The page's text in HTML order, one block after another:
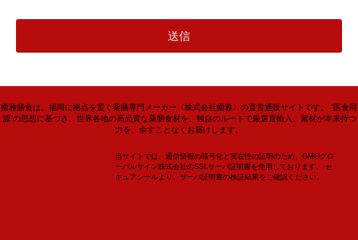
癒雅膳食は、福岡に拠点を置く薬膳専門メーカー〈株式会社癒雅〉の直営通販サイトです。 “医食同
源”の思想に基づき、世界各地の高品質な薬膳食材を、独自のルートで厳選直輸入。素材が本来持つ
力を、余すことなくお届けします。
当サイトでは、通信情報の暗号化と実在性の証明のため、GMOグロ
ーバルサイン株式会社のSSLサーバ証明書を使用しております。 セ
キュアシールより、サーバ証明書の検証結果をご確認ください。